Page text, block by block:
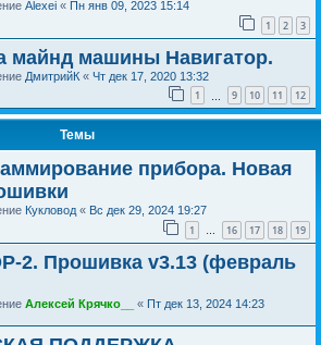
Alexei « Пн янв 09, 2023 15:14
1 2 3
майнд машины Навигатор.
ДмитрийК « Чт дек 17, 2020 13:32
1 9 10 11 12
Темы
прибора. Новая
Кукловод « Вс дек 29, 2024 19:27
1 … 16 17 18 19
2. Прошивка v3.13 (февраль
Алексей Крячко__ « Пт дек 13, 2024 14:23